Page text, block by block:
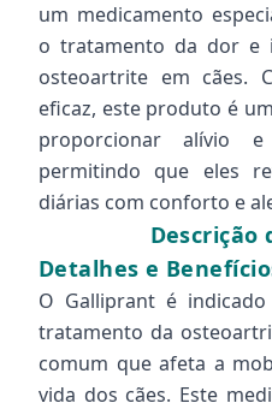
um medicamento
o tratamento da dor e
osteoartrite em cães.
eficaz, este produto é
proporcionar alívio
permitindo que eles
diárias com conforto e
Descrição
Detalhes e
O Galliprant é
tratamento da
comum que afeta a
vida dos cães. Este